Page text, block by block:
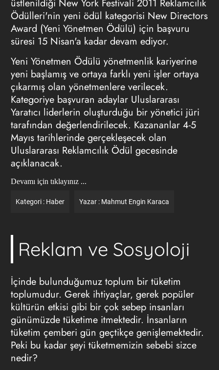
üstlenildiği New York Festivali 2011 Reklamcılık
Ödülleri'nin yeni ödül kategorisi New Directors
Award (Yeni Yönetmen Ödülü) için başvuru
süresi 15 Nisan'a kadar devam ediyor.
Yeni Yönetmen Ödülü yönetmenlik kariyerine
yeni başlamış ve ortaya farklı yeni işler ortaya
çıkarmış olan yönetmenlere verilecek.
Kategoriye başvuran adaylar Uluslararası
Yaratıcı liderlerin oluşturduğu bir yönetici jüri
tarafından değerlendirilecek. Kazananlar 4-5
Mayıs tarihlerinde gerçekleşecek olan
Uluslararası Reklamcılık Ödül gecesinde
açıklanacak.
Devamı için tıklayınız ...
Kategori : Haber Yazar : Mahmut Engin Karaca
Reklam ve Sosyoloji
İçinde bulunduğumuz toplum bir tüketim
toplumudur. Gerek ihtiyaçlar, gerek popüler
kültürün etkisi gibi bir çok sebep insanları
günümüzde tüketime itmektedir. İnsanların
tüketim çemberi gün geçtikçe genişlemektedir.
Peki bu kadar şeyi tüketmemizin sebebi sizce
nedir?